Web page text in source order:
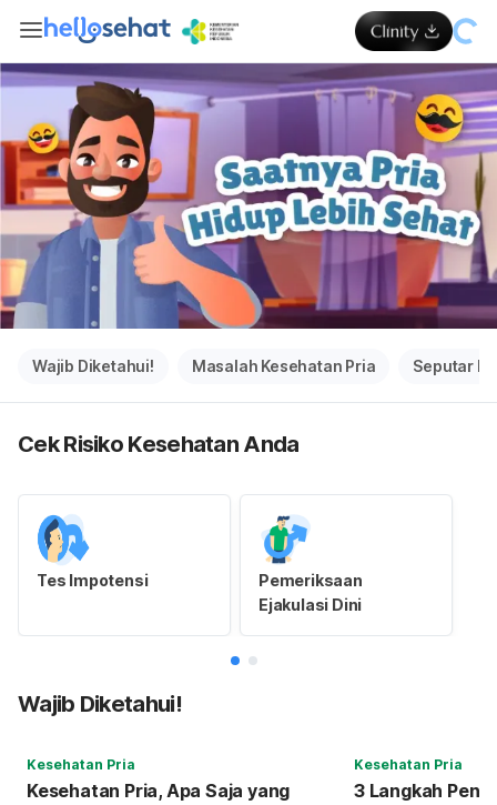
Wajib Diketahui! Masalah Kesehatan Pria Seputar
Cek Risiko Kesehatan Anda
Tes Impotensi
Pemeriksaan
Ejakulasi Dini
Wajib Diketahui!
Kesehatan Pria
Kesehatan Pria, Apa Saja yang
Kesehatan Pria
3 Langkah